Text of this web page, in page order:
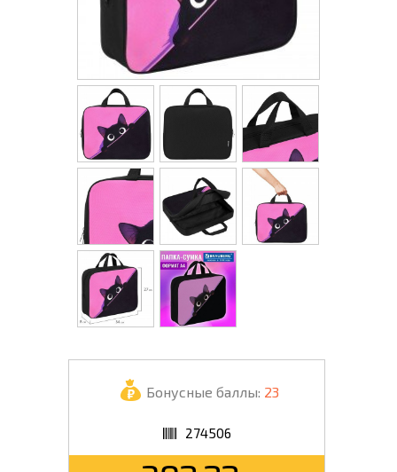
Бонусные баллы: 23
274506